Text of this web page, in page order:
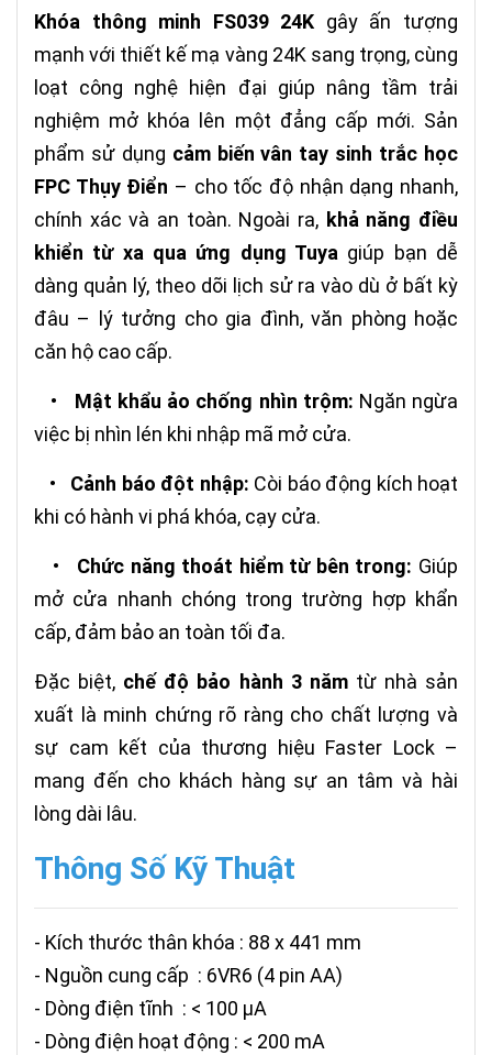
Khóa thông minh FS039 24K gây ấn tượng
mạnh với thiết kế mạ vàng 24K sang trọng, cùng
loạt công nghệ hiện đại giúp nâng tầm trải
nghiệm mở khóa lên một đẳng cấp mới. Sản
phẩm sử dụng cảm biến vân tay sinh trắc học
FPC Thụy Điển – cho tốc độ nhận dạng nhanh,
chính xác và an toàn. Ngoài ra, khả năng điều
khiển từ xa qua ứng dụng Tuya giúp bạn dễ
dàng quản lý, theo dõi lịch sử ra vào dù ở bất kỳ
đâu – lý tưởng cho gia đình, văn phòng hoặc
căn hộ cao cấp.
• Mật khẩu ảo chống nhìn trộm: Ngăn ngừa
việc bị nhìn lén khi nhập mã mở cửa.
• Cảnh báo đột nhập: Còi báo động kích hoạt
khi có hành vi phá khóa, cạy cửa.
• Chức năng thoát hiểm từ bên trong: Giúp
mở cửa nhanh chóng trong trường hợp khẩn
cấp, đảm bảo an toàn tối đa.
Đặc biệt, chế độ bảo hành 3 nămtừ nhà sản
xuất là minh chứng rõ ràng cho chất lượng và
sự cam kết của thương hiệu Faster Lock –
mang đến cho khách hàng sự an tâm và hài
lòng dài lâu.
Thông Số Kỹ Thuật
- Kích thước thân khóa : 88 x 441 mm
- Nguồn cung cấp : 6VR6 (4 pin AA)
- Dòng điện tĩnh : < 100 µA
- Dòng điện hoạt động : < 200 mA